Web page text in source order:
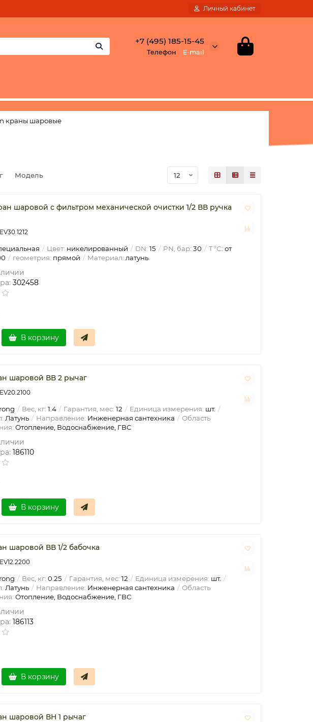
Личный кабинет
+7 (495) 185-15-45
Телефон E-mail
краны шаровые
Модель
шаровой с фильтром механической очистки 1/2 ВВ ручка
EV30.1212
Цвет: никелированный DN: 15 PN, бар: 30 T°C: от
геометрия: прямой Материал: латунь
302458
В корзину
шаровой ВВ 2 рычаг
EV20.2100
Вес, кг: 1.4 Гарантия, мес: 12 Единица измерения: шт.
Латунь Направление: Инженерная сантехника
Область
Отопление, Водоснабжение, ГВС
186110
В корзину
шаровой ВВ 1/2 бабочка
EV12.2200
Вес, кг: 0.25 Гарантия, мес: 12 Единица измерения: шт.
Латунь Направление: Инженерная сантехника
Область
Отопление, Водоснабжение, ГВС
186113
В корзину
шаровой ВН 1 рычаг